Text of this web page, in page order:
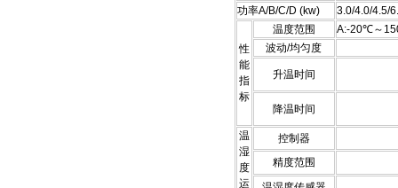
功率A/B/C/D (kw)
3.0/4.0/4.5/
性
能
指
标
温度范围
A:-20℃～
波动/均匀度
升温时间
降温时间
温
湿
度
运
控制器
精度范围